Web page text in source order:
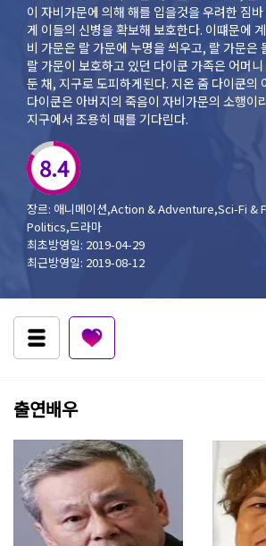
이 자비가문에 의해 해를 입을것을 우려한 짐
게 이들의 신병을 확보해 보호한다. 이떄문에 계획에 차질이 생긴 자
비 가문은 랄 가문에 누명을 씌우고, 랄 가문은
랄 가문이 보호하고 있던 다이쿤 가족은 어머
둔 채, 지구로 도피하게된다. 지온 줌 다이쿤의 어린 아들 캐스발 렘
다이쿤은 아버지의 죽음이 자비가문의 소행이
지구에서 조용히 때를 기다린다.
8.4
장르: 애니메이션,Action & Adventure,Sci-Fi &
Politics,드라마
최초방영일: 2019-04-29
최근방영일: 2019-08-12
출연배우